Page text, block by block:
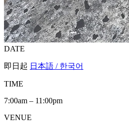
DATE
即日起 日本語 / 한국어
TIME
7:00am – 11:00pm
VENUE